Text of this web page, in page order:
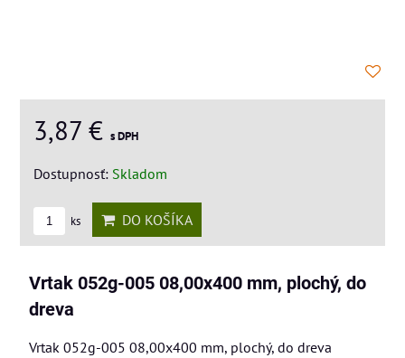
3,87 € s DPH
Dostupnosť: Skladom
ks DO KOŠÍKA
Vrtak 052g-005 08,00x400 mm, plochý, do
dreva
Vrtak 052g-005 08,00x400 mm, plochý, do dreva